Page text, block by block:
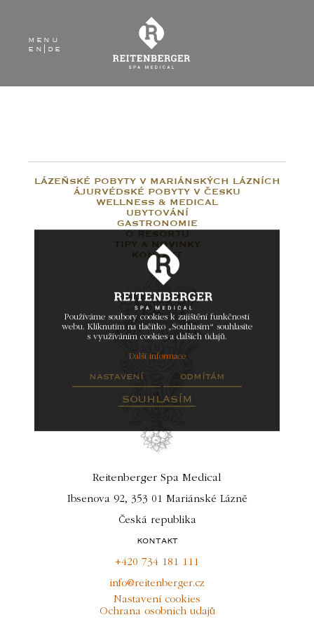
menu
en
de
LÁZEŇSKÉ POBYTY V MARIÁNSKÝCH LÁZNÍCH
ÁJURVÉDSKÉ POBYTY V ČESKU
WELLNESS & MEDICAL
UBYTOVÁNÍ
GASTRONOMIE
O RESORTU
TIPY A NOVINKY
KONTAKT
Reitenberger Spa Medical
Ibsenova 92, 353 01 Mariánské Lázně
Česká republika
kontakt
+420 734 181 111
info@reitenberger.cz
Používáme soubory cookies k zajištění funkčnosti
webu. Kliknutím na tlačítko „Souhlasím“ souhlasíte
s využíváním cookies a dalších údajů.
Další informace
nastavení odmítám
souhlasím
Nastavení cookies
Ochrana osobnich udajů